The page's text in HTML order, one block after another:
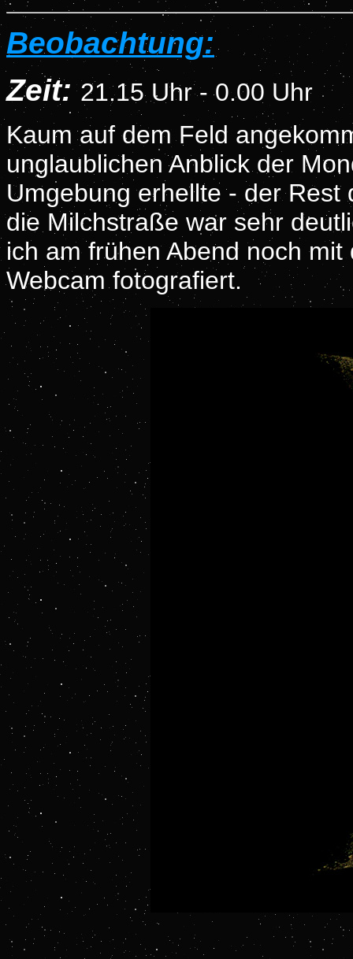
Beobachtung:
Zeit: 21.15 Uhr - 0.00 Uhr
Kaum auf dem Feld
unglaublichen Anblick der
Umgebung erhellte - der
die Milchstraße war sehr
ich am frühen Abend noch
Webcam fotografiert.